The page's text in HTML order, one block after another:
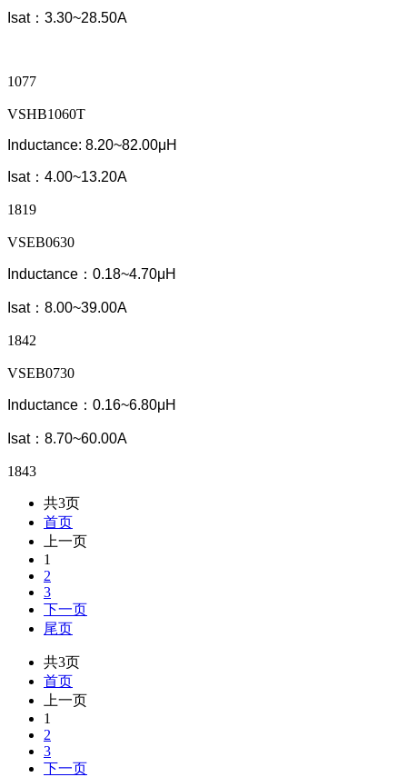
Isat：3.30~28.50A
1077
VSHB1060T
Inductance: 8.20~82.00μH
Isat：4.00~13.20A
1819
VSEB0630
Inductance：0.18~4.70μH
Isat：8.00~39.00A
1842
VSEB0730
Inductance：0.16~6.80μH
Isat：8.70~60.00A
1843
共3页
首页
上一页
1
2
3
下一页
尾页
共3页
首页
上一页
1
2
3
下一页